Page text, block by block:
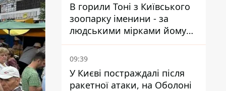
В горили Тоні з Київського
зоопарку іменини - за
людськими мірками йому
вже понад 90 років
09:39
У Києві постраждалі після
ракетної атаки, на Оболоні